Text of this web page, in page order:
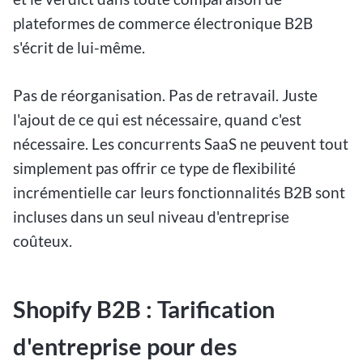
plateformes de commerce électronique B2B
s'écrit de lui-même.
Pas de réorganisation. Pas de retravail. Juste
l'ajout de ce qui est nécessaire, quand c'est
nécessaire. Les concurrents SaaS ne peuvent tout
simplement pas offrir ce type de flexibilité
incrémentielle car leurs fonctionnalités B2B sont
incluses dans un seul niveau d'entreprise
coûteux.
Shopify B2B : Tarification
d'entreprise pour des